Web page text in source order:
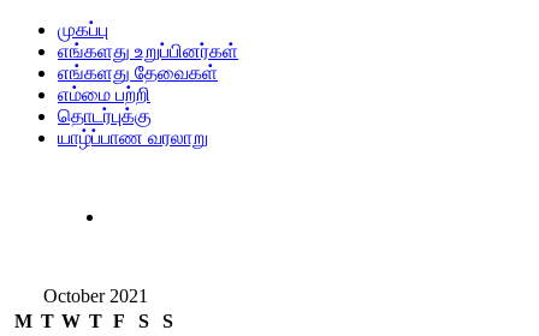
முகப்பு
எங்களது உறுப்பினர்கள்
எங்களது தேவைகள்
எம்மை பற்றி
தொடர்புக்கு
யாழ்ப்பாண வரலாறு
October 2021
M T W T F S
S